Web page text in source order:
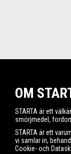
OM
STARTA är ett
smörjmedel,
STARTA är ett
vi samlar in,
Cookie- och